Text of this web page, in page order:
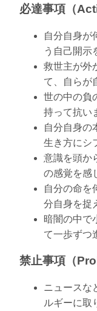
必達事項（
自分自身が
う自己開示
救世主が外
て、自らが
世の中の負
持って抗い
自分自身の
生き方にシ
意識を頭か
の感覚を感
自分の命を
分自身を捉
暗闇の中で
て一歩ずつ
禁止事項（
ニュースな
ルギーに取